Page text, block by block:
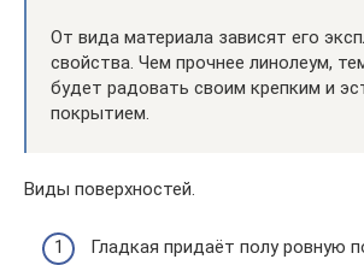
От вида материала зависят его
свойства. Чем прочнее линолеум,
будет радовать своим крепким и
покрытием.
Виды поверхностей.
Гладкая придаёт полу ровную